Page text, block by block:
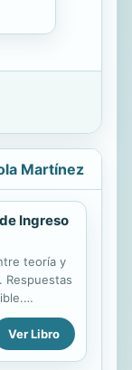
Martínez
Ingreso
teoría y
Respuestas
Ver Libro